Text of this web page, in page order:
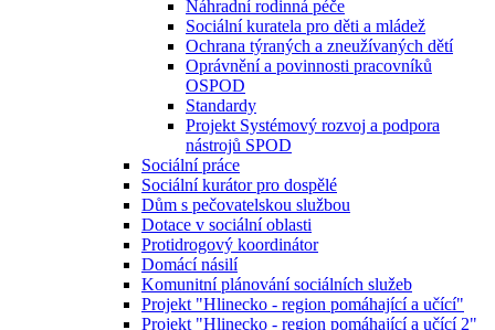
Náhradní rodinná péče
Sociální kuratela pro děti a mládež
Ochrana týraných a zneužívaných dětí
Oprávnění a povinnosti pracovníků
OSPOD
Standardy
Projekt Systémový rozvoj a podpora
nástrojů SPOD
Sociální práce
Sociální kurátor pro dospělé
Dům s pečovatelskou službou
Dotace v sociální oblasti
Protidrogový koordinátor
Domácí násilí
Komunitní plánování sociálních služeb
Projekt "Hlinecko - region pomáhající a učící"
Projekt "Hlinecko - region pomáhající a učící 2"